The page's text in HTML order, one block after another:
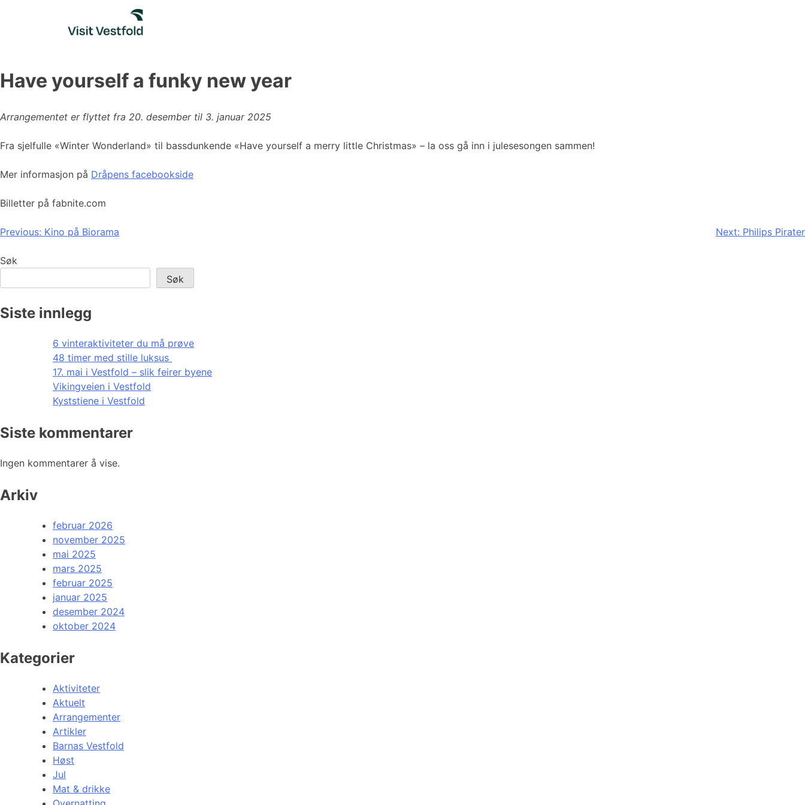
Have yourself a funky new year
Arrangementet er flyttet fra 20. desember til 3. januar 2025
Fra sjelfulle «Winter Wonderland» til bassdunkende «Have yourself a merry little Christmas» – la oss gå inn i julesesongen sammen!
Mer informasjon på Dråpens facebookside
Billetter på fabnite.com
Innleggsnavigasjon
Previous: Kino på Biorama Next: Philips Pirater
Søk
Søk
Siste innlegg
6 vinteraktiviteter du må prøve
48 timer med stille luksus
17. mai i Vestfold – slik feirer byene
Vikingveien i Vestfold
Kyststiene i Vestfold
Siste kommentarer
Ingen kommentarer å vise.
Arkiv
februar 2026
november 2025
mai 2025
mars 2025
februar 2025
januar 2025
desember 2024
oktober 2024
Kategorier
Aktiviteter
Aktuelt
Arrangementer
Artikler
Barnas Vestfold
Høst
Jul
Mat & drikke